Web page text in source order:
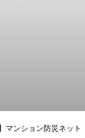
マンション防災ネット